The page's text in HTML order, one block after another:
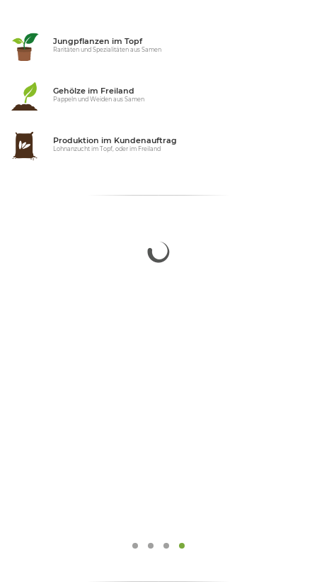
Jungpflanzen im Topf
Raritäten und Spezialitäten aus Samen
Gehölze im Freiland
Pappeln und Weiden aus Samen
Produktion im Kundenauftrag
Lohnanzucht im Topf, oder im Freiland